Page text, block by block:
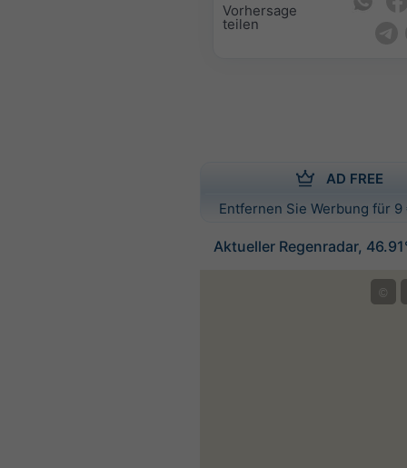
Vorhersage
teilen
AD FREE
Entfernen Sie Werbung für
Aktueller Regenradar,
©